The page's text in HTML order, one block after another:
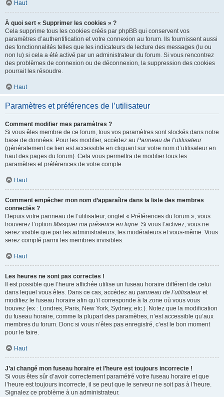
Haut
À quoi sert « Supprimer les cookies » ?
Cela supprime tous les cookies créés par phpBB qui conservent vos
paramètres d’authentification et votre connexion au forum. Ils fournissent aussi
des fonctionnalités telles que les indicateurs de lecture des messages (lu ou
non lu) si cela a été activé par un administrateur du forum. Si vous rencontrez
des problèmes de connexion ou de déconnexion, la suppression des cookies
pourrait les résoudre.
Haut
Paramètres et préférences de l’utilisateur
Comment modifier mes paramètres ?
Si vous êtes membre de ce forum, tous vos paramètres sont stockés dans notre
base de données. Pour les modifier, accédez au Panneau de l’utilisateur
(généralement ce lien est accessible en cliquant sur votre nom d’utilisateur en
haut des pages du forum). Cela vous permettra de modifier tous les
paramètres et préférences de votre compte.
Haut
Comment empêcher mon nom d’apparaître dans la liste des membres
connectés ?
Depuis votre panneau de l’utilisateur, onglet « Préférences du forum », vous
trouverez l’option Masquer ma présence en ligne. Si vous l’activez, vous ne
serez visible que par les administrateurs, les modérateurs et vous-même. Vous
serez compté parmi les membres invisibles.
Haut
Les heures ne sont pas correctes !
Il est possible que l’heure affichée utilise un fuseau horaire différent de celui
dans lequel vous êtes. Dans ce cas, accédez au panneau de l’utilisateuret
modifiez le fuseau horaire afin qu’il corresponde à la zone où vous vous
trouvez (ex : Londres, Paris, New York, Sydney, etc.). Notez que la modification
du fuseau horaire, comme la plupart des paramètres, n’est accessible qu’aux
membres du forum. Donc si vous n’êtes pas enregistré, c’est le bon moment
pour le faire.
Haut
J’ai changé mon fuseau horaire et l’heure est toujours incorrecte !
Si vous êtes sûr d’avoir correctement paramétré votre fuseau horaire et que
l’heure est toujours incorrecte, il se peut que le serveur ne soit pas à l’heure.
Signalez ce problème à un administrateur.